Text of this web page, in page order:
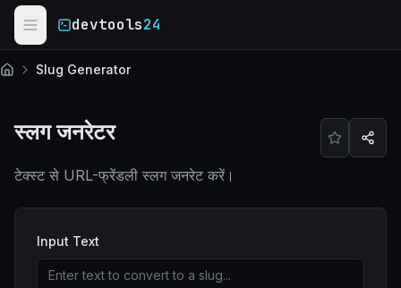
Skip to main content
devtools24
होम Slug Generator
स्लग जनरेटर
टेक्स्ट से URL-फ्रेंडली स्लग जनरेट करें।
Input Text